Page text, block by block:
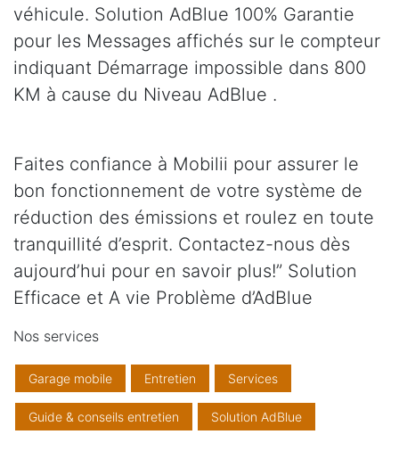
véhicule. Solution AdBlue 100% Garantie
pour les Messages affichés sur le compteur
indiquant Démarrage impossible dans 800
KM à cause du Niveau AdBlue .
Faites confiance à Mobilii pour assurer le
bon fonctionnement de votre système de
réduction des émissions et roulez en toute
tranquillité d’esprit. Contactez-nous dès
aujourd’hui pour en savoir plus!” Solution
Efficace et A vie Problème d’AdBlue
Nos services
Garage mobile Entretien Services
Guide & conseils entretien Solution AdBlue